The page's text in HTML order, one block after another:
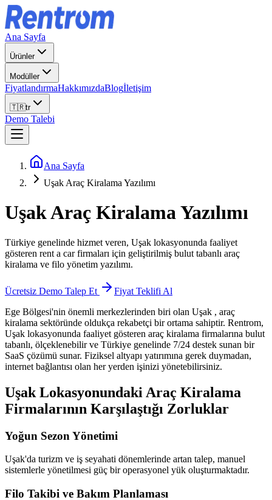
Ana Sayfa
Ürünler
Modüller
FiyatlandırmaHakkımızdaBlogİletişim
🇹🇷tr
Demo Talebi
Ana Sayfa
Uşak Araç Kiralama Yazılımı
UşakAraç Kiralama Yazılımı
Türkiye genelinde hizmet veren, Uşak lokasyonunda faaliyet
gösteren rent a car firmaları için geliştirilmiş bulut tabanlı araç
kiralama ve filo yönetim yazılımı.
Ücretsiz Demo Talep Et
Fiyat Teklifi Al
Ege Bölgesi'nin önemli merkezlerinden biri olan Uşak , araç
kiralama sektöründe oldukça rekabetçi bir ortama sahiptir. Rentrom,
Uşak lokasyonunda faaliyet gösteren araç kiralama firmalarına bulut
tabanlı, ölçeklenebilir ve Türkiye genelinde 7/24 destek sunan bir
SaaS çözümü sunar. Fiziksel altyapı yatırımına gerek duymadan,
internet bağlantısı olan her yerden işinizi yönetebilirsiniz.
Uşak Lokasyonundaki Araç Kiralama
Firmalarının Karşılaştığı Zorluklar
Yoğun Sezon Yönetimi
Uşak'da turizm ve iş seyahati dönemlerinde artan talep, manuel
sistemlerle yönetilmesi güç bir operasyonel yük oluşturmaktadır.
Filo Takibi ve Bakım Planlaması